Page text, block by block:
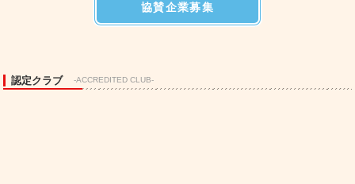
協賛企業募集
認定クラブ -ACCREDITED CLUB-